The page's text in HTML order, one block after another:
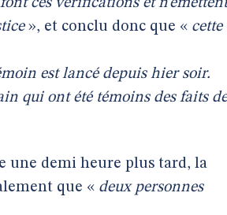
ces vérifications et n’émettent
», et conclu donc que « cette
est lancé depuis hier soir.
qui ont été témoins des faits de
une demi heure plus tard, la
que « deux personnes